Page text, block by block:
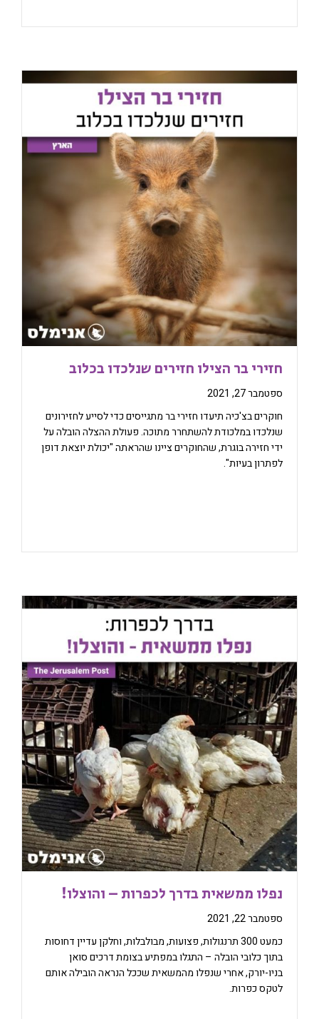
חזירי בר הצילו חזירים שנלכדו בכלוב
ספטמבר 27, 2021
חוקרים בצ'כיה תיעדו חזירי בר מתגייסים כדי לסייע לחזירונים
שנלכדו במלכודת להשתחרר מתוכה. פעולת ההצלה הובלה על
ידי חזירה בוגרת, שהחוקרים ציינו שהראתה "יכולת יוצאת דופן
לפתרון בעיות".
נפלו ממשאית בדרך לכפרות – והוצלו!
ספטמבר 22, 2021
כמעט 300 תרנגולות, פצועות, מבולבלות, וחלקן עדיין דחוסות
בתוך כלובי הובלה – התגלו במפתיע בצומת דרכים סואן
בניו-יורק, אחרי שנפלו מהמשאית שככל הנראה הובילה אותם
לטקס כפרות.